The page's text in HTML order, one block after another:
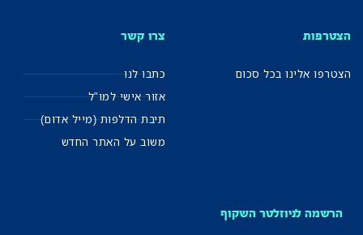
הצטרפות
הצטרפו אלינו בכל סכום
צרו קשר
כתבו לנו
אזור אישי למו"ל
תיבת הדלפות (מייל אדום)
משוב על האתר החדש
הרשמה לניוזלטר השקוף